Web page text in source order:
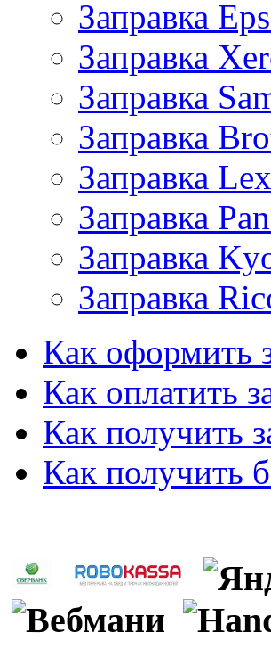
Заправка
Заправка
Заправка
Заправка
Заправка
Заправка
Заправка
Заправка
Как оформить
Как оплатить
Как получить
Как получить